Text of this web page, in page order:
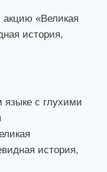
«Великая
история,
языке с глухими
история,